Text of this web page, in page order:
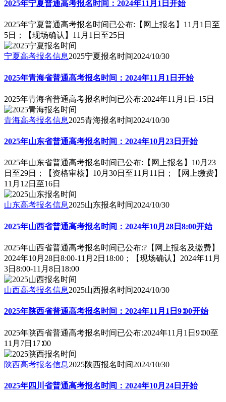
2025年宁夏普通高考报名时间：2024年11月1日开始
2025年宁夏普通高考报名时间已公布:【网上报名】11月1日至
5日；【现场确认】11月1日至25日
宁夏高考报名信息2025宁夏报名时间2024/10/30
2025年青海省普通高考报名时间：2024年11月1日开始
2025年青海省普通高考报名时间已公布:2024年11月1日-15日
青海高考报名信息2025青海报名时间2024/10/30
2025年山东省普通高考报名时间：2024年10月23日开始
2025年山东省普通高考报名时间已公布:【网上报名】10月23
日至29日；【资格审核】10月30日至11月11日；【网上缴费】
11月12日至16日
山东高考报名信息2025山东报名时间2024/10/30
2025年山西省普通高考报名时间：2024年10月28日8:00开始
2025年山西省普通高考报名时间已公布:?【网上报名及缴费】
2024年10月28日8:00-11月2日18:00；【现场确认】2024年11月
3日8:00-11月8日18:00
山西高考报名信息2025山西报名时间2024/10/30
2025年陕西省普通高考报名时间：2024年11月1日9∶00开始
2025年陕西省普通高考报名时间已公布:2024年11月1日9∶00至
11月7日17∶00
陕西高考报名信息2025陕西报名时间2024/10/30
2025年四川省普通高考报名时间：2024年10月24日开始